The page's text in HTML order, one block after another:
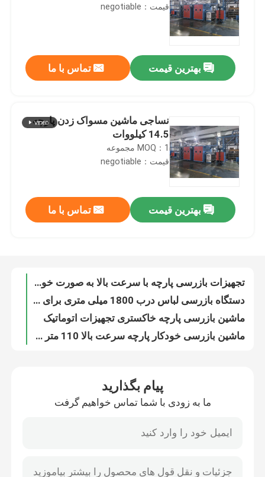
صفحه اصلی
محصولات
درباره ما
کنترل کیفیت
با ما تماس بگیرید
درخواست نقل قول
دستگاه برش کادوی
دستگاه آویز نساجی
قیمت：negotiable
بهترین قیمت تماس با ما
نساجی ماشین مسواک زدن پارچه
14.5 کیلووات
MOQ：1 مجموعه
قیمت：negotiable
بهترین قیمت تماس با ما
سیستم دستگاه بازرسی پارچه رول ISO9001
میز بازرسی پارچه پارچه ای ISO9001
تامین کننده دستگاه بازرسی پارچه اتوماتیک پوشاک
پیام بگذارید
ما به زودی با شما تماس خواهیم گرفت